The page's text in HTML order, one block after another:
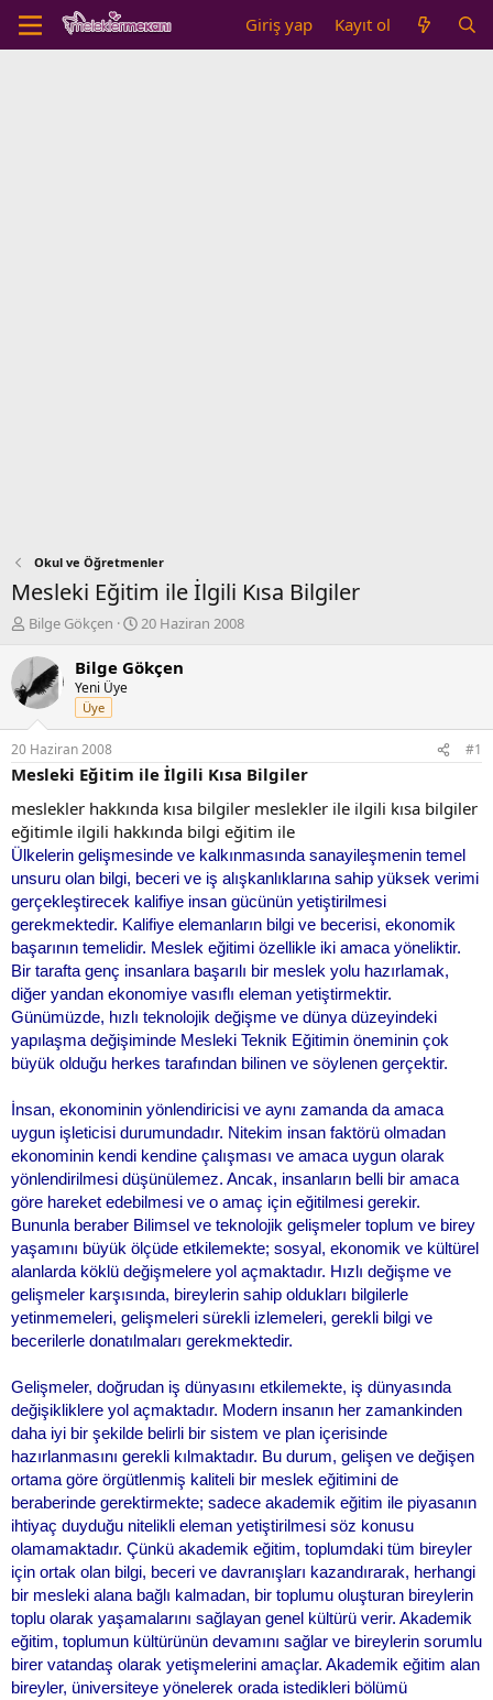
Giriş yap Kayıt ol
Okul ve Öğretmenler
Mesleki Eğitim ile İlgili Kısa Bilgiler
K
n
b
u
y
u
b
a
l
a
t
a
n
Bilge Gökçen
B
ş
ı
ç
a
r
i
h
i
20 Haziran 2008
Bilge Gökçen
Yeni Üye
Üye
20 Haziran 2008 #1
Mesleki Eğitim ile İlgili Kısa Bilgiler
meslekler hakkında kısa bilgiler meslekler ile ilgili kısa bilgiler
eğitimle ilgili hakkında bilgi eğitim ile
Ülkelerin gelişmesinde ve kalkınmasında sanayileşmenin temel
unsuru olan bilgi, beceri ve iş alışkanlıklarına sahip yüksek verimi
gerçekleştirecek kalifiye insan gücünün yetiştirilmesi
gerekmektedir. Kalifiye elemanların bilgi ve becerisi, ekonomik
başarının temelidir. Meslek eğitimi özellikle iki amaca yöneliktir.
Bir tarafta genç insanlara başarılı bir meslek yolu hazırlamak,
diğer yandan ekonomiye vasıflı eleman yetiştirmektir.
Günümüzde, hızlı teknolojik değişme ve dünya düzeyindeki
yapılaşma değişiminde Mesleki Teknik Eğitimin öneminin çok
büyük olduğu herkes tarafından bilinen ve söylenen gerçektir.
İnsan, ekonominin yönlendiricisi ve aynı zamanda da amaca
uygun işleticisi durumundadır. Nitekim insan faktörü olmadan
ekonominin kendi kendine çalışması ve amaca uygun olarak
yönlendirilmesi düşünülemez. Ancak, insanların belli bir amaca
göre hareket edebilmesi ve o amaç için eğitilmesi gerekir.
Bununla beraber Bilimsel ve teknolojik gelişmeler toplum ve birey
yaşamını büyük ölçüde etkilemekte; sosyal, ekonomik ve kültürel
alanlarda köklü değişmelere yol açmaktadır. Hızlı değişme ve
gelişmeler karşısında, bireylerin sahip oldukları bilgilerle
yetinmemeleri, gelişmeleri sürekli izlemeleri, gerekli bilgi ve
becerilerle donatılmaları gerekmektedir.
Gelişmeler, doğrudan iş dünyasını etkilemekte, iş dünyasında
değişikliklere yol açmaktadır. Modern insanın her zamankinden
daha iyi bir şekilde belirli bir sistem ve plan içerisinde
hazırlanmasını gerekli kılmaktadır. Bu durum, gelişen ve değişen
ortama göre örgütlenmiş kaliteli bir meslek eğitimini de
beraberinde gerektirmekte; sadece akademik eğitim ile piyasanın
ihtiyaç duyduğu nitelikli eleman yetiştirilmesi söz konusu
olamamaktadır. Çünkü akademik eğitim, toplumdaki tüm bireyler
için ortak olan bilgi, beceri ve davranışları kazandırarak, herhangi
bir mesleki alana bağlı kalmadan, bir toplumu oluşturan bireylerin
toplu olarak yaşamalarını sağlayan genel kültürü verir. Akademik
eğitim, toplumun kültürünün devamını sağlar ve bireylerin sorumlu
birer vatandaş olarak yetişmelerini amaçlar. Akademik eğitim alan
bireyler, üniversiteye yönelerek orada istedikleri bölümü